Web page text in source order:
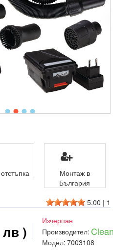
5.00 | 1
лв )
Изчерпан
Производител:
Модел: 7003108
Монтаж в
България